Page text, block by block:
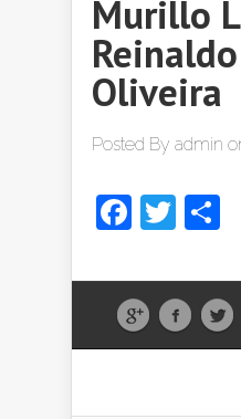
Murillo
Oliveira
Posted By admin